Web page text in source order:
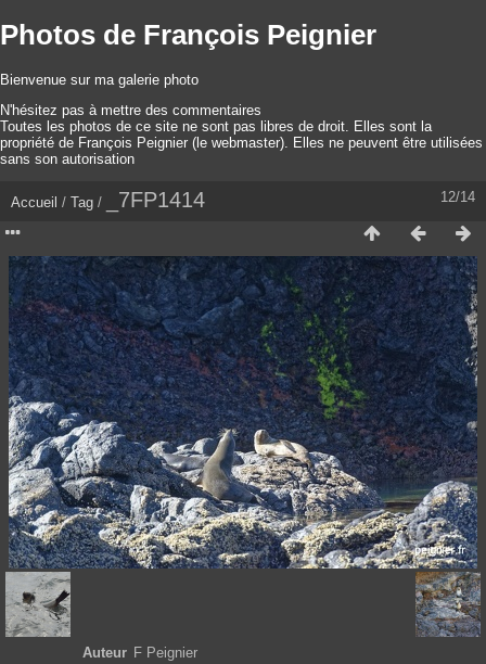
Photos de François Peignier
Bienvenue sur ma galerie photo
N'hésitez pas à mettre des commentaires
Toutes les photos de ce site ne sont pas libres de droit. Elles sont la
propriété de François Peignier (le webmaster). Elles ne peuvent être utilisées
sans son autorisation
12/14
Accueil / Tag / _7FP1414
Auteur F Peignier